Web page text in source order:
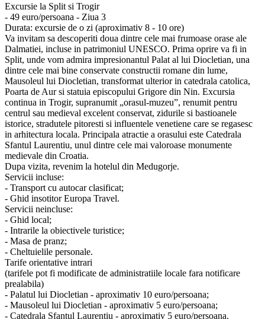
Excursie la Split si Trogir
- 49 euro/persoana - Ziua 3
Durata: excursie de o zi (aproximativ 8 - 10 ore)
Va invitam sa descoperiti doua dintre cele mai frumoase orase ale
Dalmatiei, incluse in patrimoniul UNESCO. Prima oprire va fi in
Split, unde vom admira impresionantul Palat al lui Diocletian, una
dintre cele mai bine conservate constructii romane din lume,
Mausoleul lui Diocletian, transformat ulterior in catedrala catolica,
Poarta de Aur si statuia episcopului Grigore din Nin. Excursia
continua in Trogir, supranumit „orasul-muzeu”, renumit pentru
centrul sau medieval excelent conservat, zidurile si bastioanele
istorice, stradutele pitoresti si influentele venetiene care se regasesc
in arhitectura locala. Principala atractie a orasului este Catedrala
Sfantul Laurentiu, unul dintre cele mai valoroase monumente
medievale din Croatia.
Dupa vizita, revenim la hotelul din Medugorje.
Servicii incluse:
- Transport cu autocar clasificat;
- Ghid insotitor Europa Travel.
Servicii neincluse:
- Ghid local;
- Intrarile la obiectivele turistice;
- Masa de pranz;
- Cheltuielile personale.
Tarife orientative intrari
(tarifele pot fi modificate de administratiile locale fara notificare
prealabila)
- Palatul lui Diocletian - aproximativ 10 euro/persoana;
- Mausoleul lui Diocletian - aproximativ 5 euro/persoana;
- Catedrala Sfantul Laurentiu - aproximativ 5 euro/persoana.